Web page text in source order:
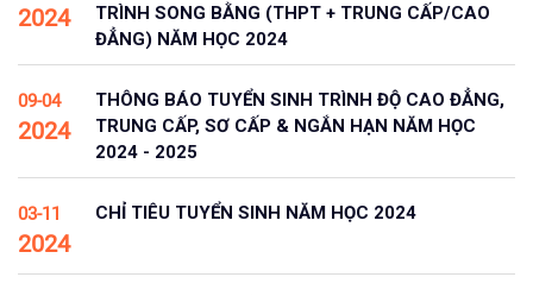
2024
TRÌNH SONG BẰNG (THPT + TRUNG CẤP/CAO
ĐẲNG) NĂM HỌC 2024
09-04
2024
THÔNG BÁO TUYỂN SINH TRÌNH ĐỘ CAO ĐẲNG,
TRUNG CẤP, SƠ CẤP & NGẮN HẠN NĂM HỌC
2024 - 2025
03-11
2024
CHỈ TIÊU TUYỂN SINH NĂM HỌC 2024